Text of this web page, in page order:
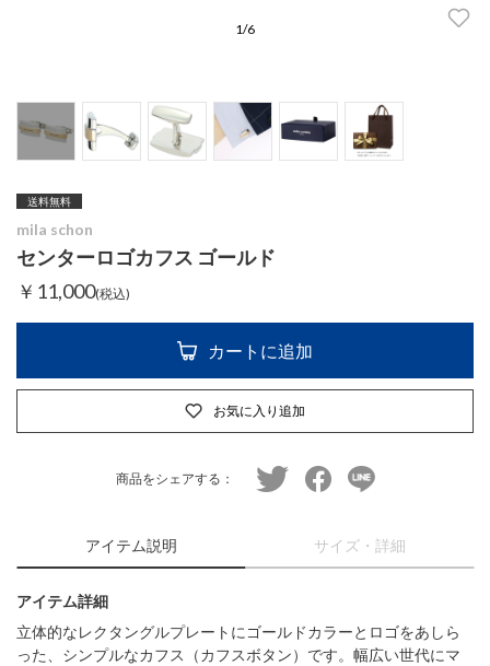
1/6
送料無料
mila schon
センターロゴカフス ゴールド
￥11,000(税込)
カートに追加
お気に入り追加
商品をシェアする： twitter facebookline
アイテム説明 サイズ・詳細
アイテム詳細
立体的なレクタングルプレートにゴールドカラーとロゴをあしら
った、シンプルなカフス（カフスボタン）です。幅広い世代にマ